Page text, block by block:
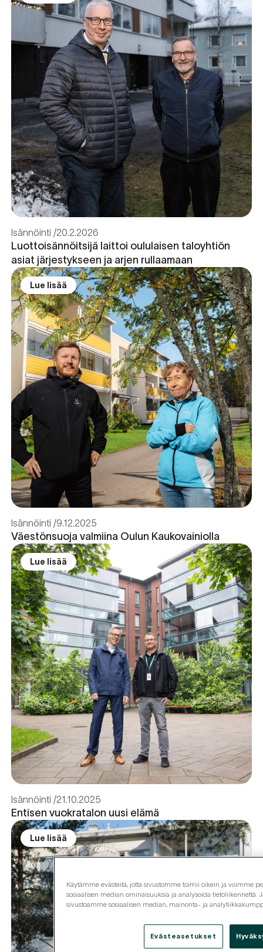
Isännöinti 20.2.2026
Luottoisännöitsijä laittoi oululaisen taloyhtiön
asiat järjestykseen ja arjen rullaamaan
Lue lisää
Isännöinti 9.12.2025
Väestönsuoja valmiina Oulun Kaukovainiolla
Lue lisää
Isännöinti 21.10.2025
Entisen vuokratalon uusi elämä
Lue lisää
Käytämme evästeitä, jotta sivustomme toimii oikein ja voimme
sosiaalisen median ominaisuuksia ja analysoida tietoliikennettä.
sivustoamme sosiaalisen median, mainonta- ja
Evästeasetukset